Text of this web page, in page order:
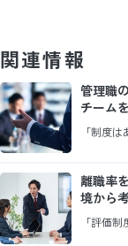
関連情報
管理職
チーム
「制度
離職率
境から
「評価